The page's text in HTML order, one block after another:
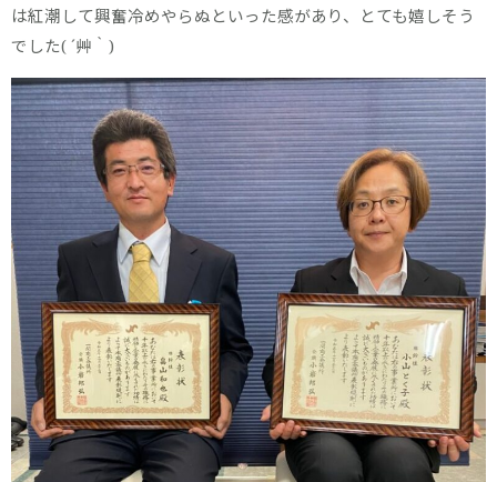
は紅潮して興奮冷めやらぬといった感があり、とても嬉しそう
でした( ´艸｀)